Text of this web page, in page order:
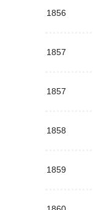
1856
1857
1857
1858
1859